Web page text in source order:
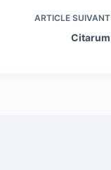
ARTICLE SUIVANT
Citarum